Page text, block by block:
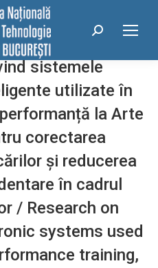
Search:
sistemele
utilizate în
la Arte
corectarea
și reducerea
în cadrul
/ Research on
systems used
training,